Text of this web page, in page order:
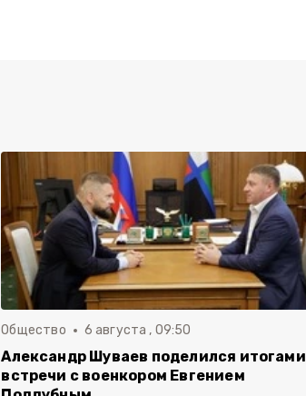
Общество 6 августа , 09:50
Александр Шуваев поделился итогами
встречи с военкором Евгением